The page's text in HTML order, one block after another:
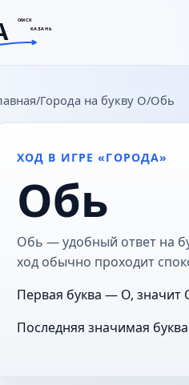
ОМСК
КАЗАНЬ
Города на букву О Обь
ХОД В ИГРЕ «ГОРОДА»
Обь
Обь — удобный ответ на
ход обычно проходит
Первая буква — О, значит
Последняя значимая